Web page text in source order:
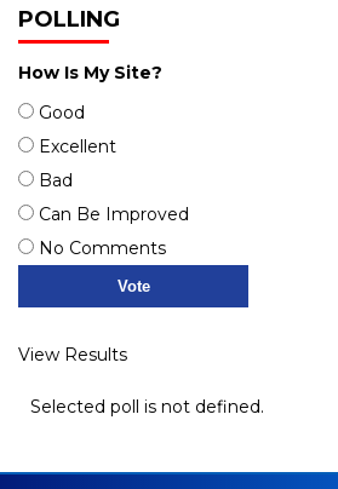
POLLING
How Is My Site?
Good
Excellent
Bad
Can Be Improved
No Comments
View Results
Selected poll is not defined.